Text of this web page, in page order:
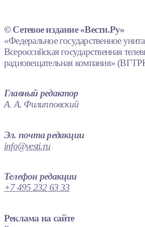
© Сетевое издание «Вести.Ру»
«Федеральное государственное
Всероссийская государственная
радиовещательная компания»
Главный редактор
А. А. Филипповский
Эл. почта редакции
info@vesti.ru
Телефон редакции
+7 495 232 63 33
Реклама на сайте